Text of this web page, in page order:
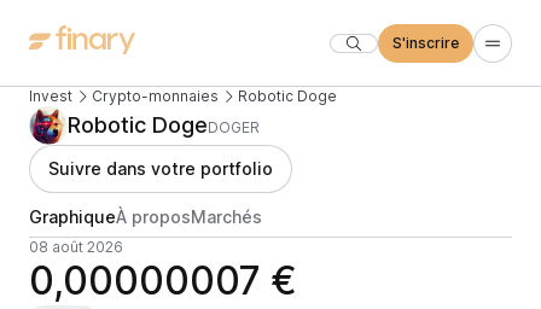
S'inscrire
Invest Crypto-monnaies Robotic Doge
Robotic DogeDOGER
Suivre dans votre portfolio
GraphiqueÀ proposMarchés
08 août 2026
0,00000007 €